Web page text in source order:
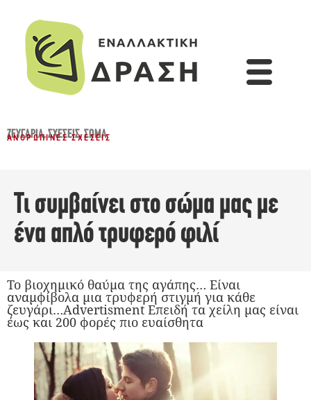
ΖΕΥΓΆΡΙΑ,ΣΧΈΣΕΙΣ,ΣΏΜΑ
ΑΝΘΡΏΠΙΝΕΣ ΣΧΈΣΕΙΣ
Τι συμβαίνει στο σώμα μας με
ένα απλό τρυφερό φιλί
Το βιοχημικό θαύμα της αγάπης… Είναι
αναμφίβολα μια τρυφερή στιγμή για κάθε
ζευγάρι…Advertisment Επειδή τα χείλη μας είναι
έως και 200 φορές πιο ευαίσθητα